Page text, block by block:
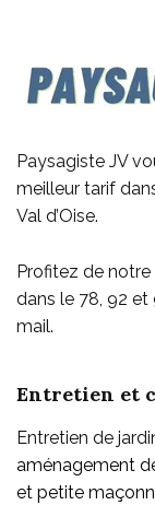
Paysagiste JV
meilleur tarif
Val d’Oise.
Profitez de notre
dans le 78, 92
mail.
Entretien et
Entretien de
aménagement
et petite